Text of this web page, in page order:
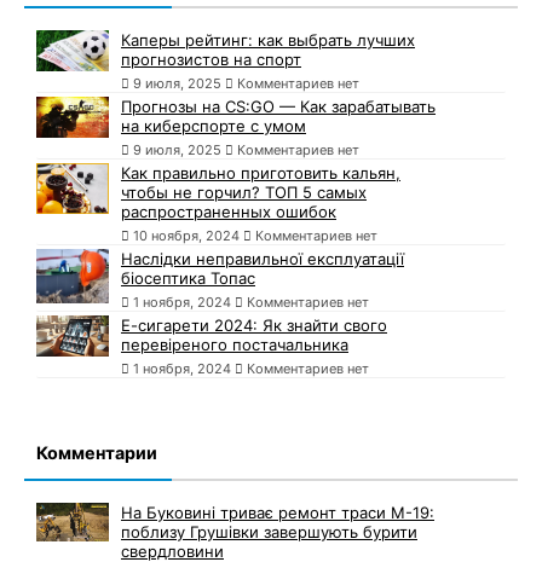
Каперы рейтинг: как выбрать лучших
прогнозистов на спорт
9 июля, 2025 Комментариев нет
Прогнозы на CS:GO — Как зарабатывать
на киберспорте с умом
9 июля, 2025 Комментариев нет
Как правильно приготовить кальян,
чтобы не горчил? ТОП 5 самых
распространенных ошибок
10 ноября, 2024 Комментариев нет
Наслідки неправильної експлуатації
біосептика Топас
1 ноября, 2024 Комментариев нет
Е-сигарети 2024: Як знайти свого
перевіреного постачальника
1 ноября, 2024 Комментариев нет
Комментарии
На Буковині триває ремонт траси М-19:
поблизу Грушівки завершують бурити
свердловини